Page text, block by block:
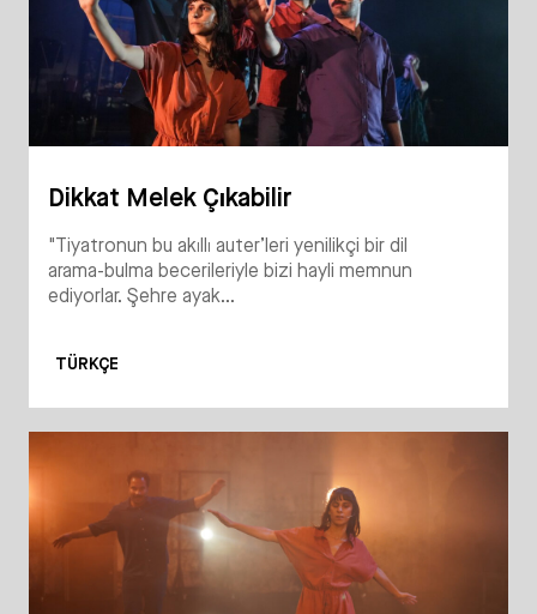
Dikkat Melek Çıkabilir
"Tiyatronun bu akıllı auter’leri yenilikçi bir dil
arama-bulma becerileriyle bizi hayli memnun
ediyorlar. Şehre ayak...
TÜRKÇE